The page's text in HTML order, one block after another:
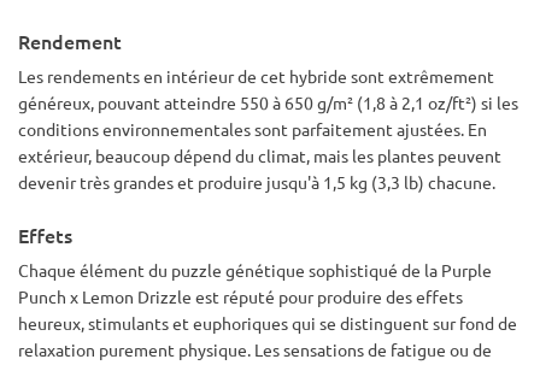
Rendement
Les rendements en intérieur de cet hybride sont extrêmement
généreux, pouvant atteindre 550 à 650 g/m² (1,8 à 2,1 oz/ft²) si les
conditions environnementales sont parfaitement ajustées. En
extérieur, beaucoup dépend du climat, mais les plantes peuvent
devenir très grandes et produire jusqu'à 1,5 kg (3,3 lb) chacune.
Effets
Chaque élément du puzzle génétique sophistiqué de la Purple
Punch x Lemon Drizzle est réputé pour produire des effets
heureux, stimulants et euphoriques qui se distinguent sur fond de
relaxation purement physique. Les sensations de fatigue ou de